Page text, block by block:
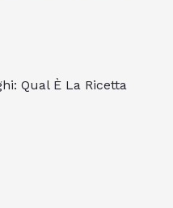
Qual È La Ricetta